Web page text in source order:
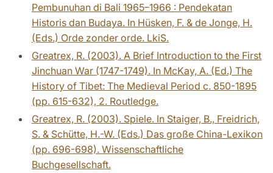
Pembunuhan di Bali 1965–1966 : Pendekatan
Historis dan Budaya. In Hüsken, F. & de Jonge, H.
(Eds.) Orde zonder orde. LkiS.
Greatrex, R. (2003). A Brief Introduction to the First
Jinchuan War (1747-1749). In McKay, A. (Ed.) The
History of Tibet: The Medieval Period c. 850-1895
(pp. 615-632), 2. Routledge.
Greatrex, R. (2003). Spiele. In Staiger, B., Freidrich,
S. & Schütte, H.-W. (Eds.) Das große China-Lexikon
(pp. 696-698). Wissenschaftliche
Buchgesellschaft.